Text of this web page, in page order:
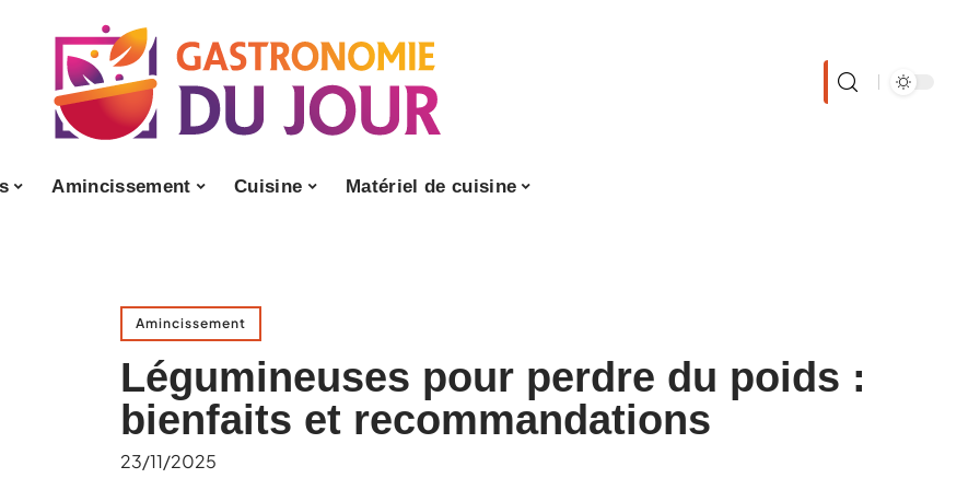
Amincissement Cuisine Matériel de cuisine
Amincissement
Légumineuses pour perdre du poids :
bienfaits et recommandations
23/11/2025